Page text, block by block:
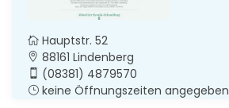
Hauptstr. 52
88161 Lindenberg
(08381) 4879570
keine Öffnungszeiten angegeben